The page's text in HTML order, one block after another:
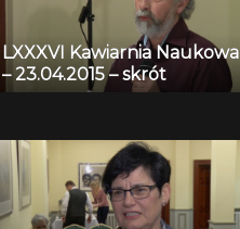
LXXXVI Kawiarnia Naukowa
– 23.04.2015 – skrót